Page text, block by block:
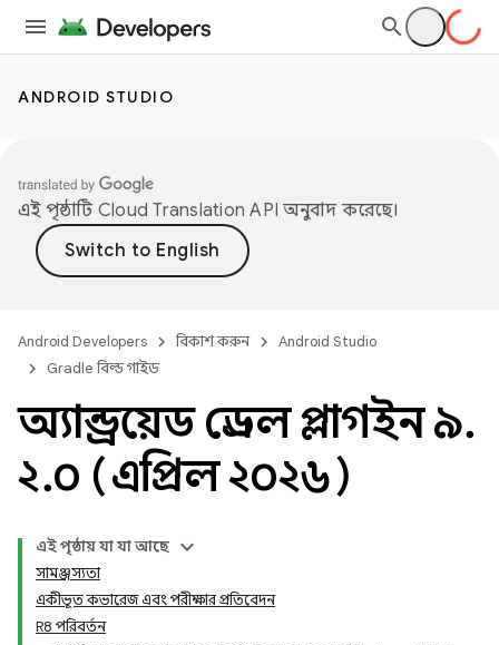
ANDROID STUDIO
এই পৃষ্ঠাটি Cloud Translation API অনুবাদ করেছে।
Android Developers বিকাশ করুন
Android Studio
Gradle বিল্ড গাইড
অ্যান্ড্রয়েড গ্রেডল প্লাগইন ৯.
২.০ (এপ্রিল ২০২৬)
এই পৃষ্ঠায় যা যা আছে
সামঞ্জস্যতা
একীভূত কভারেজ এবং পরীক্ষার প্রতিবেদন
R8 পরিবর্তন